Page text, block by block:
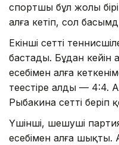
спортшы бұл жолы
алға кетіп, сол
Екінші сетті
бастады. Бұдан кейін
есебімен алға
теңестіре алды — 4:4.
Рыбакина сетті беріп
Үшінші, шешуші
есебімен алға шықты.